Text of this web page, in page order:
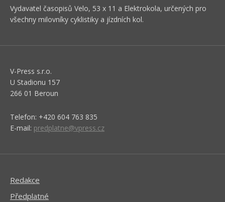
Vydavatel časopisů Velo, 53 x 11 a Elektrokola, určených pro
všechny milovníky cyklistiky a jízdních kol.
V-Press s.r.o.
U Stadionu 157
266 01 Beroun
Telefon: +420 604 763 835
E-mail: predplatne@vpress.cz
Redakce
Předplatné